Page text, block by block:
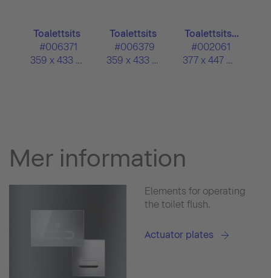
Toalettsits
#006371
359 x 433 mm
Toalettsits
#006379
359 x 433 mm
Toalettsits...
#002061
377 x 447 mm
Mer information
Elements for operating
the toilet flush.
Actuator plates